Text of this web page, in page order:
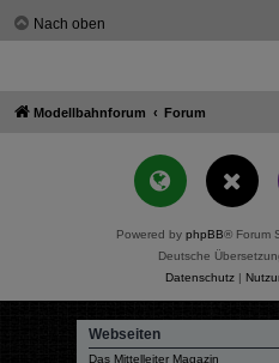
Nach oben
Modellbahnforum Forum
Powered by phpBB® Forum
Deutsche
Datenschutz|
Webseiten
Das Mittelleiter Magazin